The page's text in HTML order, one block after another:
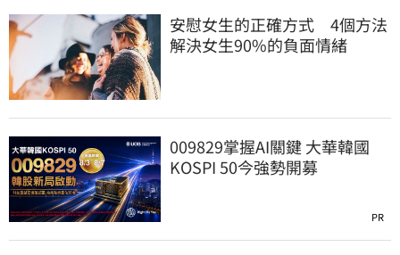
安慰女生的正確方式 4個方法
解決女生90%的負面情緒
009829掌握AI關鍵 大華韓國
KOSPI 50今強勢開募
PR